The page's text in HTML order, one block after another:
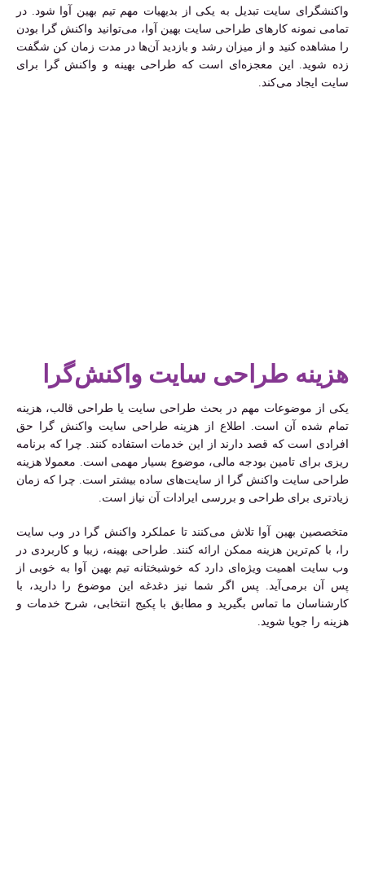
واکنشگرای سایت تبدیل به یکی از بدیهیات مهم تیم بهین آوا شود. در
تمامی نمونه کارهای طراحی سایت بهین آوا، می‌توانید واکنش گرا بودن
را مشاهده کنید و از میزان رشد و بازدید آن‌ها در مدت زمان کن شگفت
زده شوید. این معجزه‌ای است که طراحی بهینه و واکنش گرا برای
سایت ایجاد می‌کند.
هزینه طراحی سایت واکنش‌گرا
یکی از موضوعات مهم در بحث طراحی سایت یا طراحی قالب، هزینه
تمام شده آن است. اطلاع از هزینه طراحی سایت واکنش گرا حق
افرادی است که قصد دارند از این خدمات استفاده کنند. چرا که برنامه
ریزی برای تامین بودجه مالی، موضوع بسیار مهمی است. معمولا هزینه
طراحی سایت واکنش گرا از سایت‌های ساده بیشتر است. چرا که زمان
زیادتری برای طراحی و بررسی ایرادات آن نیاز است.
متخصصین بهین آوا تلاش می‌کنند تا عملکرد واکنش گرا در وب سایت
را، با کم‌ترین هزینه ممکن ارائه کنند. طراحی بهینه، زیبا و کاربردی در
وب سایت اهمیت ویژه‌ای دارد که خوشبختانه تیم بهین آوا به خوبی از
پس آن برمی‌آید. پس اگر شما نیز دغدغه این موضوع را دارید، با
کارشناسان ما تماس بگیرید و مطابق با پکیج انتخابی، شرح خدمات و
هزینه را جویا شوید.